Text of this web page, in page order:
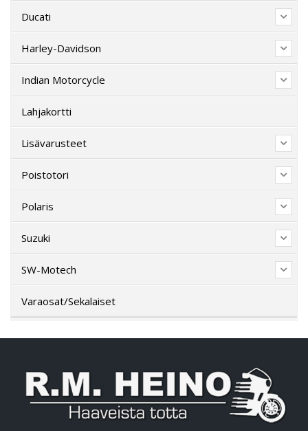
Ducati
Harley-Davidson
Indian Motorcycle
Lahjakortti
Lisävarusteet
Poistotori
Polaris
Suzuki
SW-Motech
Varaosat/Sekalaiset